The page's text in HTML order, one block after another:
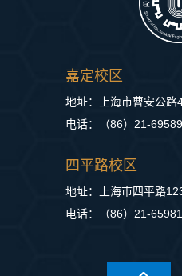
嘉定校区
地址：上海市曹安公路
电话：（86）21-
四平路校区
地址：上海市四平路
电话：（86）21-